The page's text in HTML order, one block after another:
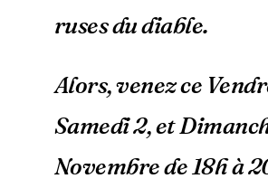
ruses du diable.
Alors, venez ce
Samedi 2, et
Novembre de 18h à